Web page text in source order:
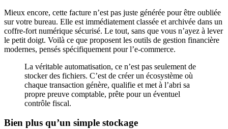
Mieux encore, cette facture n’est pas juste générée pour être oubliée
sur votre bureau. Elle est immédiatement classée et archivée dans un
coffre-fort numérique sécurisé. Le tout, sans que vous n’ayez à lever
le petit doigt. Voilà ce que proposent les outils de gestion financière
modernes, pensés spécifiquement pour l’e-commerce.
La véritable automatisation, ce n’est pas seulement de
stocker des fichiers. C’est de créer un écosystème où
chaque transaction génère, qualifie et met à l’abri sa
propre preuve comptable, prête pour un éventuel
contrôle fiscal.
Bien plus qu’un simple stockage